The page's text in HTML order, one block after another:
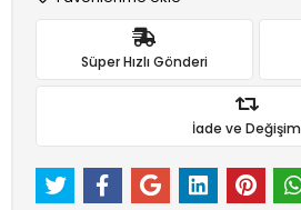
Süper Hızlı Gönderi
İade ve Değişim